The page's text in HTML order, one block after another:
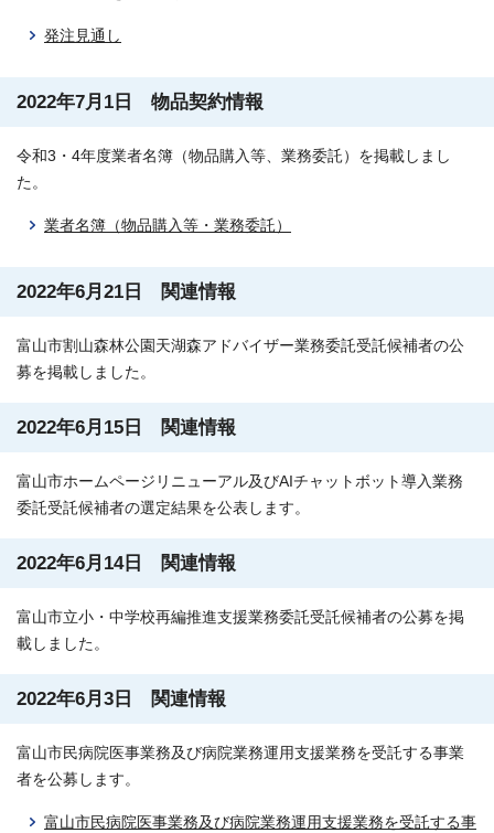
発注見通し
2022年7月1日 物品契約情報
令和3・4年度業者名簿（物品購入等、業務委託）を掲載しまし
た。
業者名簿（物品購入等・業務委託）
2022年6月21日 関連情報
富山市割山森林公園天湖森アドバイザー業務委託受託候補者の公
募を掲載しました。
2022年6月15日 関連情報
富山市ホームページリニューアル及びAIチャットボット導入業務
委託受託候補者の選定結果を公表します。
2022年6月14日 関連情報
富山市立小・中学校再編推進支援業務委託受託候補者の公募を掲
載しました。
2022年6月3日 関連情報
富山市民病院医事業務及び病院業務運用支援業務を受託する事業
者を公募します。
富山市民病院医事業務及び病院業務運用支援業務を受託する事